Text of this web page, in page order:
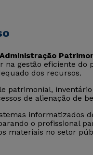
na gestão eficiente
dos recursos.
patrimonial,
de alienação de
informatizados
o profissional
materiais no setor